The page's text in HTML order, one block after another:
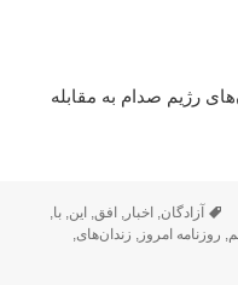
رژیم صدام به مقابله
برچسب‌ها
آزادگان, اخبار, افق, این,با,
, روزنامه امروز, زندان‌های,